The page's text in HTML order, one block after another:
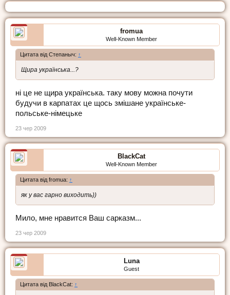
fromua
Well-Known Member
Цитата від Степаныч: ↑
Щира українська...?
ні це не щира українська. таку мову можна почути
будучи в карпатах це щось змішане українське-
польське-німецьке
23 чер 2009
BlackCat
Well-Known Member
Цитата від fromua: ↑
як у вас гарно виходить))
Мило, мне нравится Ваш сарказм...
23 чер 2009
Luna
Guest
Цитата від BlackCat: ↑